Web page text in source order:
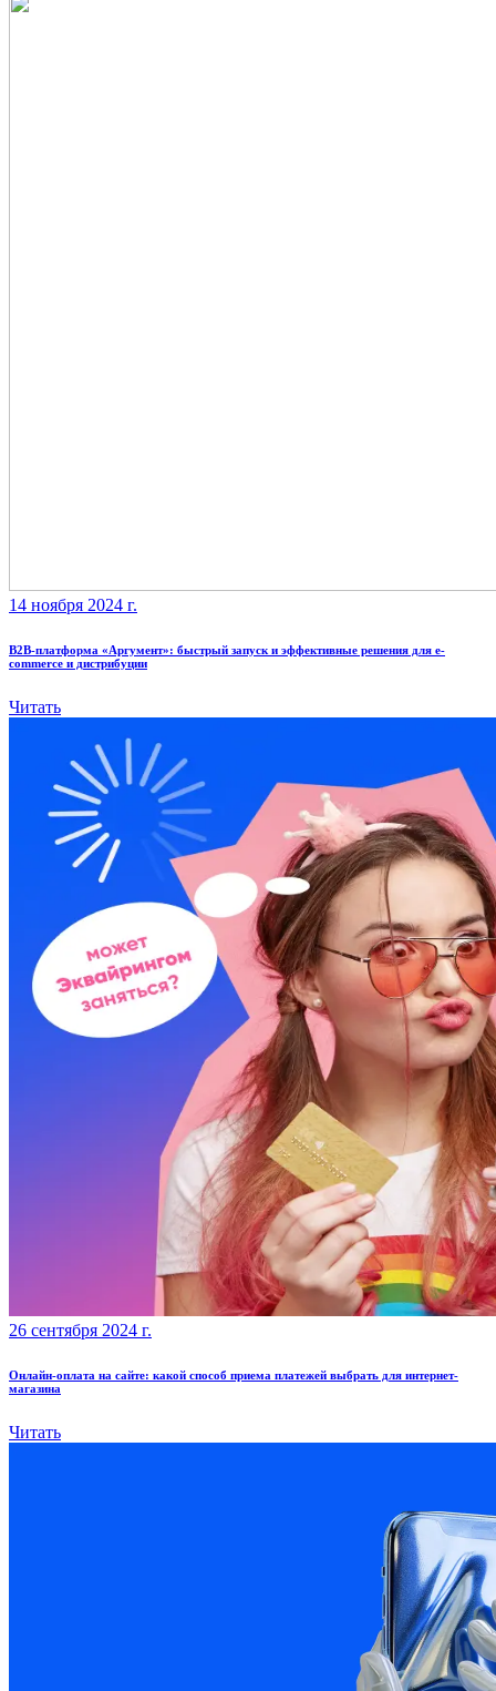
14 ноября 2024 г.
B2B-платформа «Аргумент»: быстрый запуск и эффективные решения для e-
commerce и дистрибуции
Читать
26 сентября 2024 г.
Онлайн-оплата на сайте: какой способ приема платежей выбрать для интернет-
магазина
Читать